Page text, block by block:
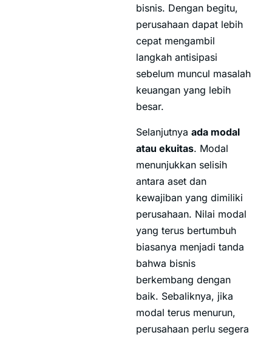
bisnis. Dengan begitu,
perusahaan dapat lebih
cepat mengambil
langkah antisipasi
sebelum muncul masalah
keuangan yang lebih
besar.
Selanjutnya ada modal
atau ekuitas. Modal
menunjukkan selisih
antara aset dan
kewajiban yang dimiliki
perusahaan. Nilai modal
yang terus bertumbuh
biasanya menjadi tanda
bahwa bisnis
berkembang dengan
baik. Sebaliknya, jika
modal terus menurun,
perusahaan perlu segera